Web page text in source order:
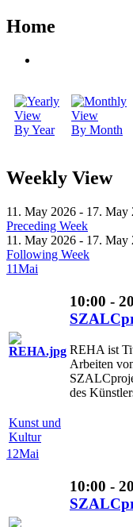
Home
By Year By Month
Weekly View
11. May 2026 - 17. May
Preceding Week
11. May 2026 - 17. May
Following Week
11Mai
10:00 -
REHA ist
Arbeiten
des
Kunst und
Kultur
12Mai
10:00 -